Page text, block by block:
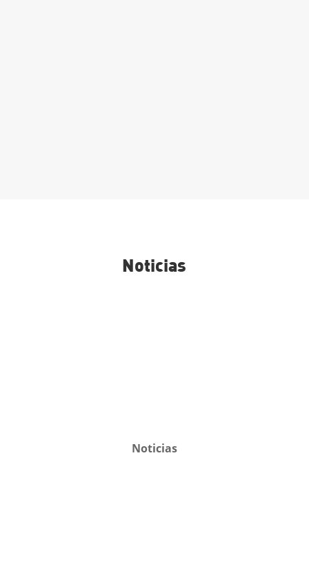
Noticias
Noticias